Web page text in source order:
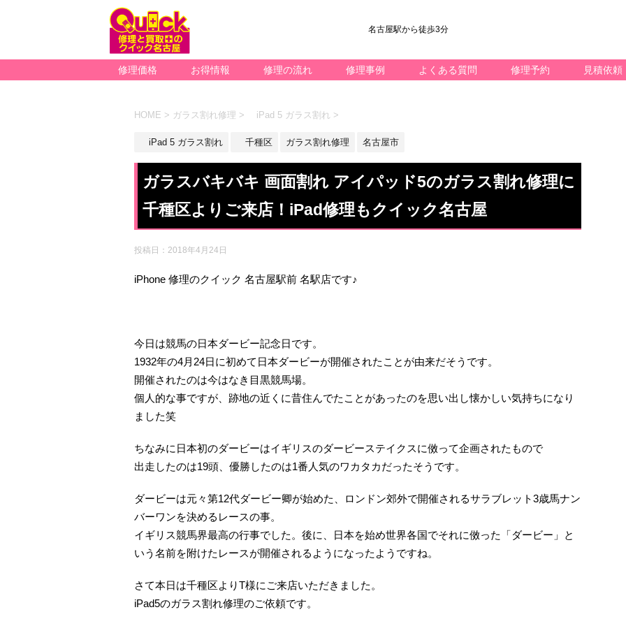
名古屋駅から徒歩3分
修理価格 お得情報 修理の流れ 修理事例 よくある質問 修理予約 見積依頼
HOME > ガラス割れ修理 > iPad 5 ガラス割れ >
iPad 5 ガラス割れ 千種区 ガラス割れ修理 名古屋市
ガラスバキバキ 画面割れ アイパッド5のガラス割れ修理に
千種区よりご来店！iPad修理もクイック名古屋
投稿日： 2018年4月24日
iPhone 修理のクイック 名古屋駅前 名駅店です♪
今日は競馬の日本ダービー記念日です。
1932年の4月24日に初めて日本ダービーが開催されたことが由来だそうです。
開催されたのは今はなき目黒競馬場。
個人的な事ですが、跡地の近くに昔住んでたことがあったのを思い出し懐かしい気持ちになり
ました笑
ちなみに日本初のダービーはイギリスのダービーステイクスに傚って企画されたもので
出走したのは19頭、優勝したのは1番人気のワカタカだったそうです。
ダービーは元々第12代ダービー卿が始めた、ロンドン郊外で開催されるサラブレット3歳馬ナン
バーワンを決めるレースの事。
イギリス競馬界最高の行事でした。後に、日本を始め世界各国でそれに傚った「ダービー」と
いう名前を附けたレースが開催されるようになったようですね。
さて本日は千種区よりT様にご来店いただきました。
iPad5のガラス割れ修理のご依頼です。